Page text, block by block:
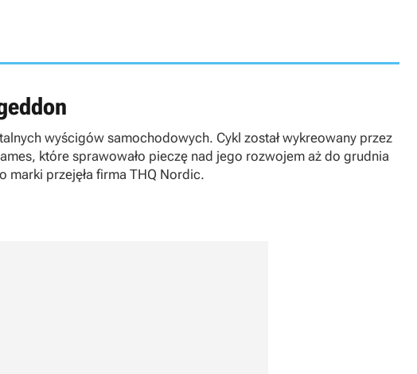
wyścigów samochodowych. Cykl został wykreowany przez
które sprawowało pieczę nad jego rozwojem aż do grudnia
marki przejęła firma THQ Nordic.